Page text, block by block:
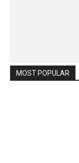
MOST POPULAR